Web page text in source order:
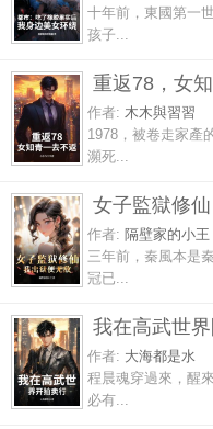
十年前，東國第一
孩子...
重返78，女
作者: 木木與習習
1978，被卷走家產
瀕死...
女子監獄修
作者: 隔壁家的小王
三年前，秦風本是
冠已...
我在高武世
作者: 大海都是水
程晨魂穿過來，醒
必有...